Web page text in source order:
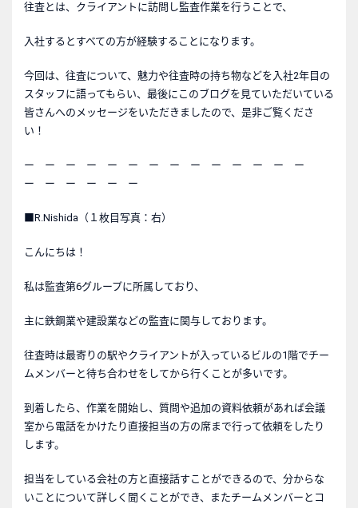
往査とは、クライアントに訪問し監査作業を行うことで、
入社するとすべての方が経験することになります。
今回は、往査について、魅力や往査時の持ち物などを入社2年目の
スタッフに語ってもらい、最後にこのブログを見ていただいている
皆さんへのメッセージをいただきましたので、是非ご覧くださ
い！
ー ー ー ー ー ー ー ー ー ー ー ー ー ー
ー ー ー ー ー ー
■R.Nishida（１枚目写真：右）
こんにちは！
私は監査第6グループに所属しており、
主に鉄鋼業や建設業などの監査に関与しております。
往査時は最寄りの駅やクライアントが入っているビルの1階でチー
ムメンバーと待ち合わせをしてから行くことが多いです。
到着したら、作業を開始し、質問や追加の資料依頼があれば会議
室から電話をかけたり直接担当の方の席まで行って依頼をしたり
します。
担当をしている会社の方と直接話すことができるので、分からな
いことについて詳しく聞くことができ、またチームメンバーとコ